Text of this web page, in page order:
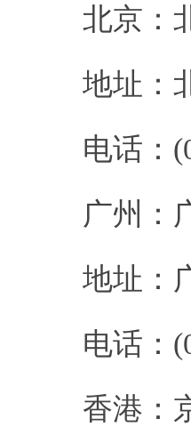
北京：
地址：
电话：
广州：
地址：
电话：
香港：